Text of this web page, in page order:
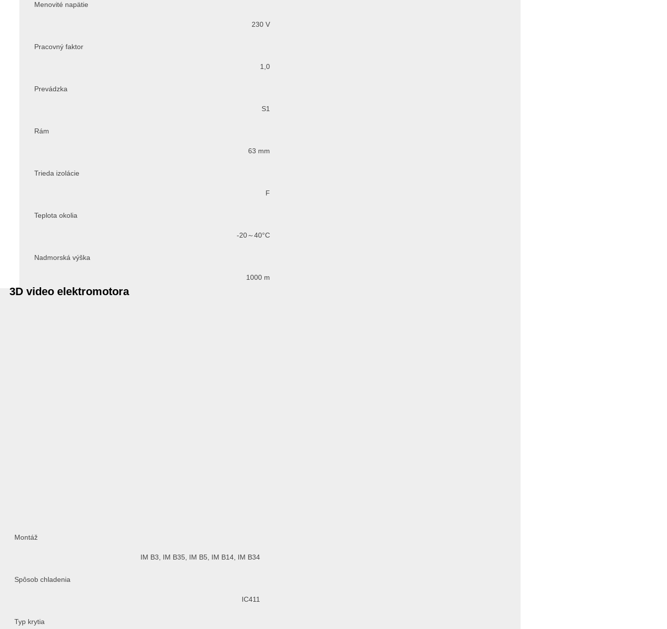
Menovité napätie
230 V
Pracovný faktor
1,0
Prevádzka
S1
Rám
63 mm
Trieda izolácie
F
Teplota okolia
-20～40°C
Nadmorská výška
1000 m
3D video elektromotora
Montáž
IM B3, IM B35, IM B5, IM B14, IM B34
Spôsob chladenia
IC411
Typ krytia